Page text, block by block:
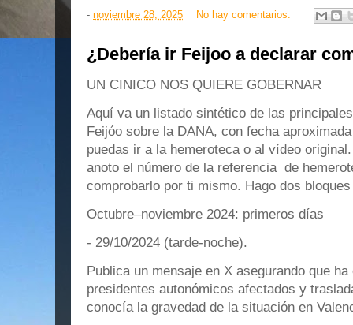
- noviembre 28, 2025 No hay comentarios:
¿Debería ir Feijoo a declarar
UN CINICO NOS QUIERE GOBERNAR
Aquí va un listado sintético de las
Feijóo sobre la DANA, con fecha
puedas ir a la hemeroteca o al vídeo
anoto el número de la referencia de
comprobarlo por ti mismo. Hago dos
Octubre–noviembre 2024: primeros días
- 29/10/2024 (tarde-noche).
Publica un mensaje en X asegurando que
presidentes autonómicos afectados y
conocía la gravedad de la situación en